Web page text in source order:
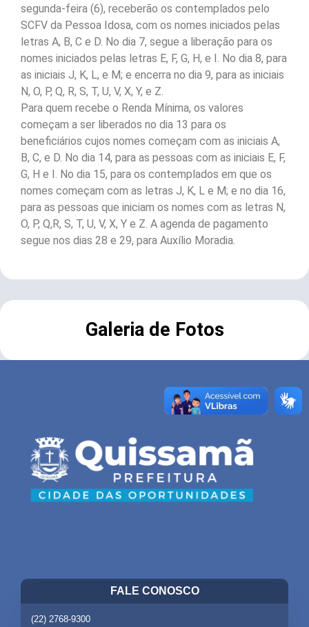
segunda-feira (6), receberão os contemplados pelo
SCFV da Pessoa Idosa, com os nomes iniciados pelas
letras A, B, C e D. No dia 7, segue a liberação para os
nomes iniciados pelas letras E, F, G, H, e I. No dia 8, para
as iniciais J, K, L, e M; e encerra no dia 9, para as iniciais
N, O, P, Q, R, S, T, U, V, X, Y, e Z.
Para quem recebe o Renda Mínima, os valores
começam a ser liberados no dia 13 para os
beneficiários cujos nomes começam com as iniciais A,
B, C, e D. No dia 14, para as pessoas com as iniciais E, F,
G, H e I. No dia 15, para os contemplados em que os
nomes começam com as letras J, K, L e M; e no dia 16,
para as pessoas que iniciam os nomes com as letras N,
O, P, Q,R, S, T, U, V, X, Y e Z. A agenda de pagamento
segue nos dias 28 e 29, para Auxílio Moradia.
Galeria de Fotos
FALE CONOSCO
(22) 2768-9300